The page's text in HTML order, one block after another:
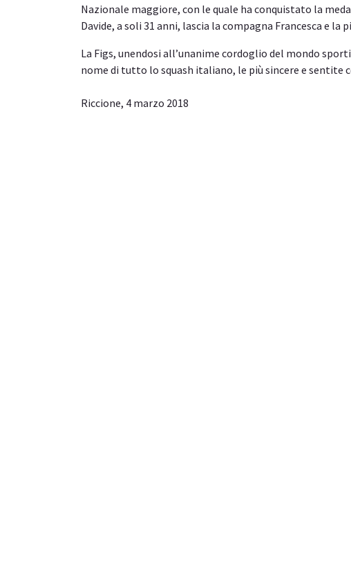
Nazionale maggiore, con le quale ha conquistato la
Davide, a soli 31 anni, lascia la compagna Francesca e la
La Figs, unendosi all’unanime cordoglio del mondo
nome di tutto lo squash italiano, le più sincere e sentite
Riccione, 4 marzo 2018